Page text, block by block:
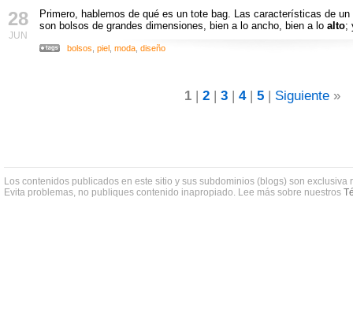
28
JUN
Primero, hablemos de qué es un tote bag. Las características de
son bolsos de grandes dimensiones, bien a lo ancho, bien a lo alto;
bolsos piel moda diseño
1| 2| 3| 4| 5| Siguiente»
Los contenidos publicados en este sitio y sus subdominios (blogs) son exclusiva
Evita problemas, no publiques contenido inapropiado. Lee más sobre nuestros